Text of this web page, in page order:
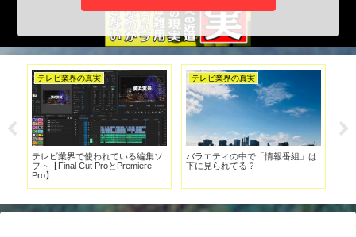
テレビ業界の真実
テレビ業界で使われている編集ソ
フト【Final Cut ProとPremiere
Pro】
テレビ業界の真実
バラエティの中で「情報番組」は
下に見られてる？